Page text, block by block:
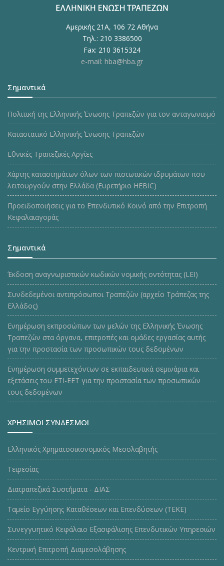
Αμερικής 21Α, 106 72 Αθήνα
Τηλ.: 210 3386500
Fax: 210 3615324
e-mail: hba@hba.gr
Σημαντικά
Πολιτική της Ελληνικής Ένωσης Τραπεζών για τον ανταγωνισμό
Καταστατικό Ελληνικής Ένωσης Τραπεζών
Εθνικές Τραπεζικές Αργίες
Χάρτης καταστημάτων όλων των πιστωτικών ιδρυμάτων που
λειτουργούν στην Ελλάδα (Ευρετήριο HEBIC)
Προειδοποιήσεις για το Επενδυτικό Κοινό από την Επιτροπή
Κεφαλαιαγοράς
Σημαντικά
Έκδοση αναγνωριστικών κωδικών νομικής οντότητας (LEI)
Συνδεδεμένοι αντιπρόσωποι Τραπεζών (αρχείο Τράπεζας της
Ελλάδος)
Ενημέρωση εκπροσώπων των μελών της Ελληνικής Ένωσης
Τραπεζών στα όργανα, επιτροπές και ομάδες εργασίας αυτής
για την προστασία των προσωπικών τους δεδομένων
Ενημέρωση συμμετεχόντων σε εκπαιδευτικά σεμινάρια και
εξετάσεις του ΕΤΙ-ΕΕΤ για την προστασία των προσωπικών
τους δεδομένων
ΧΡΗΣΙΜΟΙ ΣΥΝΔΕΣΜΟΙ
Ελληνικός Χρηματοοικονομικός Μεσολαβητής
Τειρεσίας
Διατραπεζικά Συστήματα - ΔΙΑΣ
Ταμείο Εγγύησης Καταθέσεων και Επενδύσεων (ΤΕΚE)
Συνεγγυητικό Κεφάλαιο Εξασφάλισης Επενδυτικών Υπηρεσιών
Κεντρική Επιτροπή Διαμεσολάβησης